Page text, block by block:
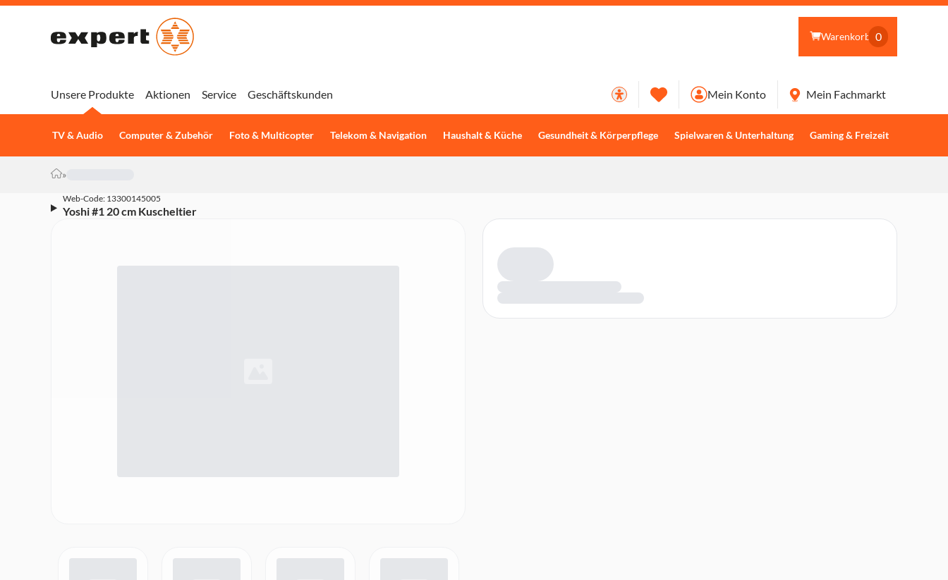
Warenkorb 0
Unsere Produkte
TV & Audio Computer & Zubehör Foto & Multicopter Telekom & Navigation Haushalt & Küche Gesundheit & Körperpflege Spielwaren & Unterhaltung Gaming & Freizeit
Aktionen Service Geschäftskunden Mein Konto Mein Fachmarkt
»
Web-Code: 13300145005
Yoshi #1 20 cm Kuscheltier